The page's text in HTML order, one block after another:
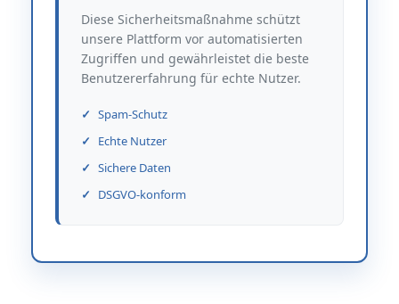
Diese Sicherheitsmaßnahme schützt
unsere Plattform vor automatisierten
Zugriffen und gewährleistet die beste
Benutzererfahrung für echte Nutzer.
Spam-Schutz
Echte Nutzer
Sichere Daten
DSGVO-konform